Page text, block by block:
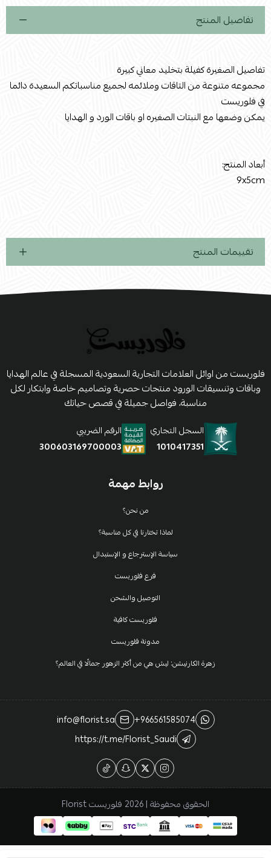
تفاصيل المنتج
تفاصيل الصغيرة كفيلة بتخليد معاني كبيرة
مجموعه متنوعة من التاقات وملائمه لجميع مناسباتكم السعيدة دائما
في فلوريست
يمكن وضعها مع النبتات الصغيره او باقات الورد و الهدايا
أبعاد المنتج:
9x5cm
تقييمات المنتج
روابط مهمة
من نحن؟
لماذا تختارنا في كل مناسبة؟
سياسة الإسترجاع و الإستبدال
فرع فلوريست
التوصيل والشحن
فلوريست كافية
مدونة فلوريست
زهرة الكارنيشن: ليش هي من أكثر الزهور جمالًا في العالم؟
فلوريست من اوائل العلامات التجارية السعودية المسجلة في عالم الهدايا
وباقات وتنسيقات الورود منتجات حصرية وتصاميم خاصة وابتكار لكل
مناسبة، فواصل جميلة في قصص حياتك
السجل التجاري
1010417351
الرقم الضريبي
300603169700003
+966561585074
info@florist.sa
https://t.me/Florist_Saudi
الحقوق محفوظة | 2026 فلوريست Florist